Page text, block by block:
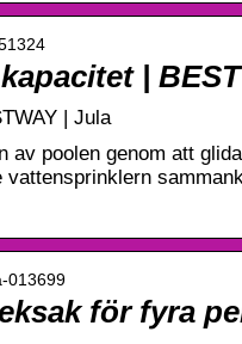
|
| Jula
poolen genom att
013699
för fyra